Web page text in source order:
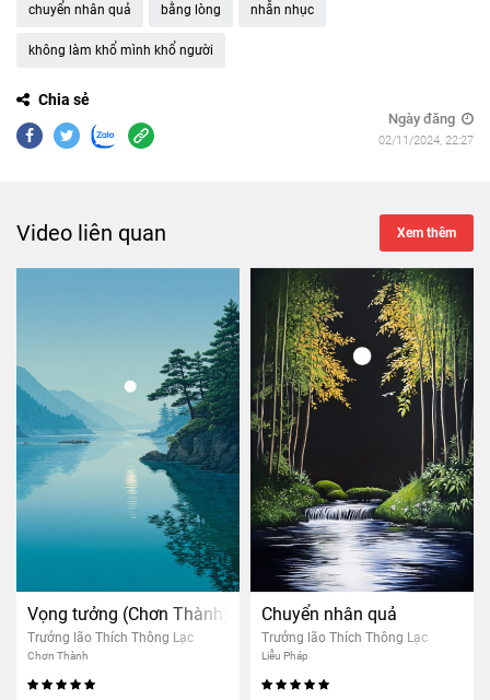
chuyển nhân quả bằng lòng nhẫn nhục
không làm khổ mình khổ người
Chia sẻ
Ngày đăng
02/11/2024, 22:27
Video liên quan Xem thêm
Vọng tưởng (Chơn Thành)
Trưởng lão Thích Thông Lạc
Chơn Thành
Chuyển nhân quả
Trưởng lão Thích Thông Lạc
Liễu Pháp